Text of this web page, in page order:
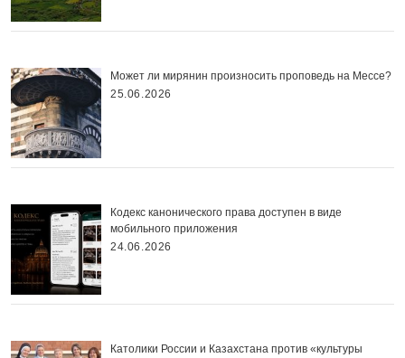
Может ли мирянин произносить проповедь на Мессе?
25.06.2026
Кодекс канонического права доступен в виде
мобильного приложения
24.06.2026
Католики России и Казахстана против «культуры